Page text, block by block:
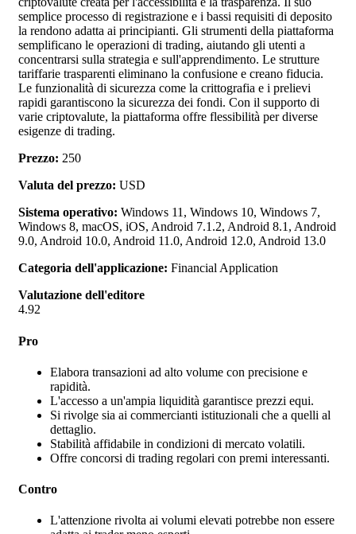
semplice processo di registrazione e i bassi requisiti di deposito
la rendono adatta ai principianti. Gli strumenti della piattaforma
semplificano le operazioni di trading, aiutando gli utenti a
concentrarsi sulla strategia e sull'apprendimento. Le strutture
tariffarie trasparenti eliminano la confusione e creano fiducia.
Le funzionalità di sicurezza come la crittografia e i prelievi
rapidi garantiscono la sicurezza dei fondi. Con il supporto di
varie criptovalute, la piattaforma offre flessibilità per diverse
esigenze di trading.
Prezzo: 250
Valuta del prezzo: USD
Sistema operativo: Windows 11, Windows 10, Windows 7,
Windows 8, macOS, iOS, Android 7.1.2, Android 8.1, Android
9.0, Android 10.0, Android 11.0, Android 12.0, Android 13.0
Categoria dell'applicazione: Financial Application
Valutazione dell'editore
4.92
Pro
Elabora transazioni ad alto volume con precisione e
rapidità.
L'accesso a un'ampia liquidità garantisce prezzi equi.
Si rivolge sia ai commercianti istituzionali che a quelli al
dettaglio.
Stabilità affidabile in condizioni di mercato volatili.
Offre concorsi di trading regolari con premi interessanti.
Contro
L'attenzione rivolta ai volumi elevati potrebbe non essere